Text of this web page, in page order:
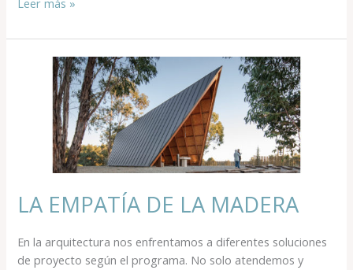
LA EMPATÍA DE LA MADERA
En la arquitectura nos enfrentamos a diferentes soluciones
de proyecto según el programa. No solo atendemos y
EMPATÍA
MADERA